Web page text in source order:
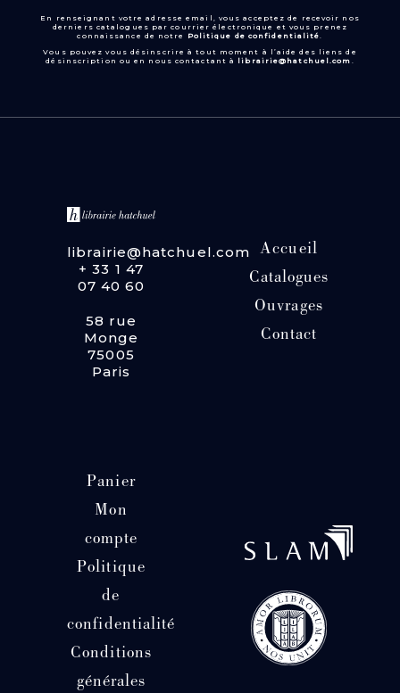
En renseignant votre adresse email, vous acceptez de recevoir nos
derniers catalogues par courrier électronique et vous prenez
connaissance de notre
Politique de confidentialité.
Vous pouvez vous désinscrire à tout moment à l’aide des liens de
désinscription ou en nous contactant à librairie@hatchuel.com .
librairie@hatchuel.com
+ 33 1 47
07 40 60
58 rue
Monge
75005
Paris
Accueil
Catalogues
Ouvrages
Contact
Panier
Mon
compte
Politique
de
confidentialité
Conditions
générales